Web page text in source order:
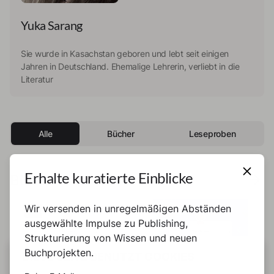
Yuka Sarang
Sie wurde in Kasachstan geboren und lebt seit einigen
Jahren in Deutschland. Ehemalige Lehrerin, verliebt in die
Literatur
Alle Bücher Leseproben
Bücher
Buch Buch
DIESE SEITE BENUTZT COOKIES
Erhalte kuratierte Einblicke
Wir versenden in unregelmäßigen Abständen
ausgewählte Impulse zu Publishing,
Strukturierung von Wissen und neuen
Buchprojekten.